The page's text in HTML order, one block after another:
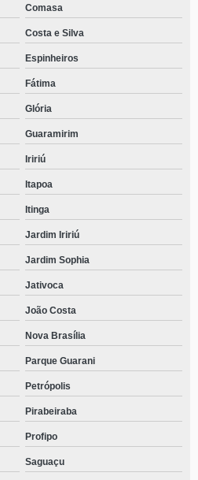
Comasa
Costa e Silva
Espinheiros
Fátima
Glória
Guaramirim
Iririú
Itapoa
Itinga
Jardim Iririú
Jardim Sophia
Jativoca
João Costa
Nova Brasília
Parque Guarani
Petrópolis
Pirabeiraba
Profipo
Saguaçu